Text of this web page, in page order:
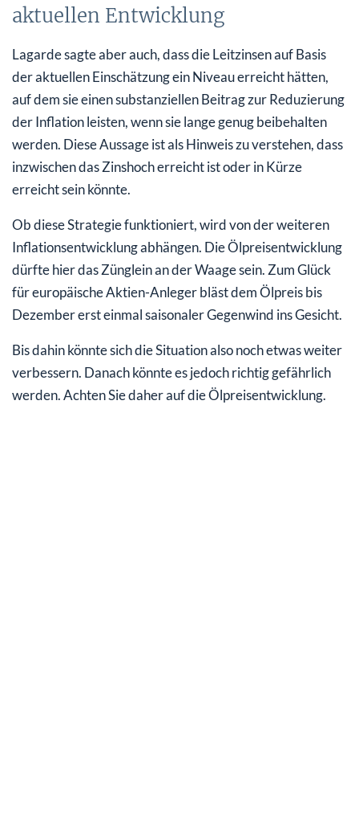
aktuellen Entwicklung
Lagarde sagte aber auch, dass die Leitzinsen auf Basis
der aktuellen Einschätzung ein Niveau erreicht hätten,
auf dem sie einen substanziellen Beitrag zur Reduzierung
der Inflation leisten, wenn sie lange genug beibehalten
werden. Diese Aussage ist als Hinweis zu verstehen, dass
inzwischen das Zinshoch erreicht ist oder in Kürze
erreicht sein könnte.
Ob diese Strategie funktioniert, wird von der weiteren
Inflationsentwicklung abhängen. Die Ölpreisentwicklung
dürfte hier das Zünglein an der Waage sein. Zum Glück
für europäische Aktien-Anleger bläst dem Ölpreis bis
Dezember erst einmal saisonaler Gegenwind ins Gesicht.
Bis dahin könnte sich die Situation also noch etwas weiter
verbessern. Danach könnte es jedoch richtig gefährlich
werden. Achten Sie daher auf die Ölpreisentwicklung.